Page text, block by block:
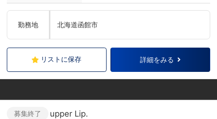
勤務地 北海道函館市
リストに保存 詳細をみる
募集終了 upper Lip.